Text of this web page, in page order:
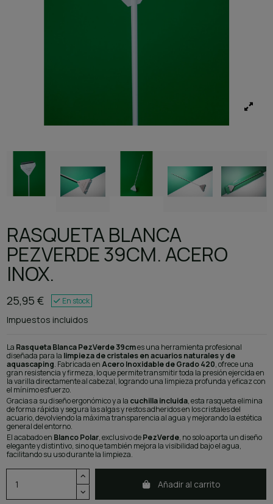
RASQUETA BLANCA
PEZVERDE 39CM. ACERO
INOX.
25,95 € En stock
Impuestos incluidos
La Rasqueta Blanca PezVerde 39cmes una herramienta profesional
diseñada para la limpieza de cristales en acuarios naturales y de
aquascaping. Fabricada enAcero Inoxidable de Grado 420, ofrece una
gran resistencia y firmeza, lo que permite transmitir toda la presión ejercida en
la varilla directamente al cabezal, logrando una limpieza profunda y eficaz con
el mínimo esfuerzo.
Gracias a su diseño ergonómico y a la cuchilla incluida, esta rasqueta elimina
de forma rápida y segura las algas y restos adheridos en los cristales del
acuario, devolviendo la máxima transparencia al agua y mejorando la estética
general del entorno.
El acabado en Blanco Polar, exclusivo dePezVerde, no solo aporta un diseño
elegante y distintivo, sino que también mejora la visibilidad bajo el agua,
facilitando su uso durante la limpieza.
Añadir al carrito